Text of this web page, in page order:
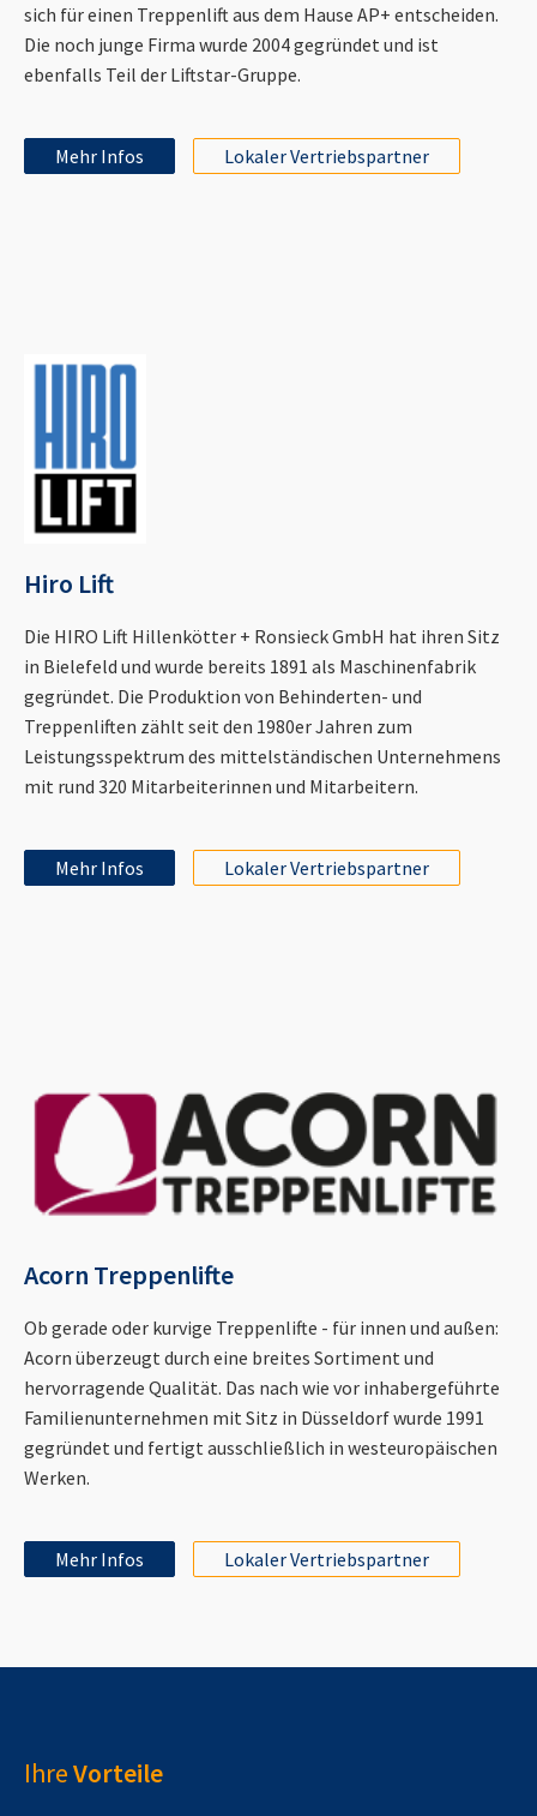
sich für einen Treppenlift aus dem Hause AP+ entscheiden.
Die noch junge Firma wurde 2004 gegründet und ist
ebenfalls Teil der Liftstar-Gruppe.
Mehr Infos Lokaler Vertriebspartner
Hiro Lift
Die HIRO Lift Hillenkötter + Ronsieck GmbH hat ihren Sitz
in Bielefeld und wurde bereits 1891 als Maschinenfabrik
gegründet. Die Produktion von Behinderten- und
Treppenliften zählt seit den 1980er Jahren zum
Leistungsspektrum des mittelständischen Unternehmens
mit rund 320 Mitarbeiterinnen und Mitarbeitern.
Mehr Infos Lokaler Vertriebspartner
Acorn Treppenlifte
Ob gerade oder kurvige Treppenlifte - für innen und außen:
Acorn überzeugt durch eine breites Sortiment und
hervorragende Qualität. Das nach wie vor inhabergeführte
Familienunternehmen mit Sitz in Düsseldorf wurde 1991
gegründet und fertigt ausschließlich in westeuropäischen
Werken.
Mehr Infos Lokaler Vertriebspartner
IhreVorteile